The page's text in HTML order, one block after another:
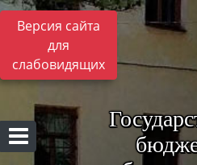
Версия сайта
для
слабовидящих